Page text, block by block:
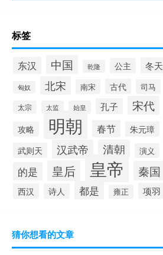
标签
东汉 中国 乾隆 公主 冬天
匈奴 北宋 南宋 古代 司马
太宗 太监 始皇 孔子 宋代
攻略 明朝 春节 朱元璋
武则天 汉武帝 清朝 演义
的是 皇后 皇帝 秦国
西汉 诗人 都是 雍正 项羽
猜你想看的文章